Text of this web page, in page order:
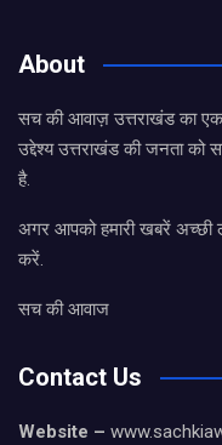
About
सच की आवाज़ उत्तराखंड का एक
उद्देश्य उत्तराखंड की जनता
है.
अगर आपको हमारी खबरें अच्छी
करें.
सच की आवाज
Contact Us
Website –